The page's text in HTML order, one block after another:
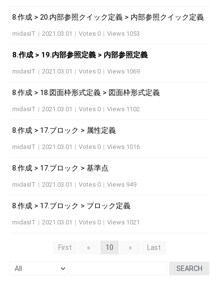
8.作成 > 20.内部参照クイック定義 > 内部参照クイック定義
midasIT | 2021.03.01 | Votes 0 | Views 1053
8.作成 > 19.内部参照定義 > 内部参照定義
midasIT | 2021.03.01 | Votes 0 | Views 1069
8.作成 > 18.図面枠形式定義 > 図面枠形式定義
midasIT | 2021.03.01 | Votes 0 | Views 1102
8.作成 > 17.ブロック > 属性定義
midasIT | 2021.03.01 | Votes 0 | Views 1016
8.作成 > 17.ブロック > 基準点
midasIT | 2021.03.01 | Votes 0 | Views 949
8.作成 > 17.ブロック > ブロック定義
midasIT | 2021.03.01 | Votes 0 | Views 1021
First « 10 » Last
SEARCH